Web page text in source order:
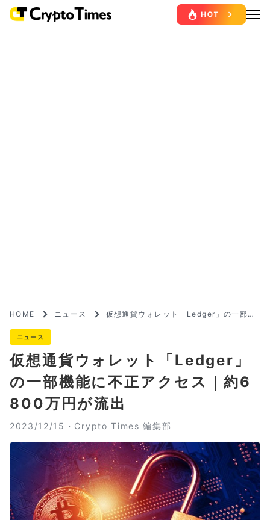
HOME ニュース
仮想通貨ウォレット「Ledger」の一部機
ニュース
仮想通貨ウォレット「Ledger」
の一部機能に不正アクセス｜約6
800万円が流出
2023/12/15・ Crypto Times 編集部